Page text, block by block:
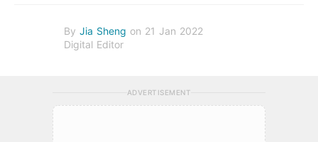
By Jia Sheng on 21 Jan 2022
Digital Editor
ADVERTISEMENT